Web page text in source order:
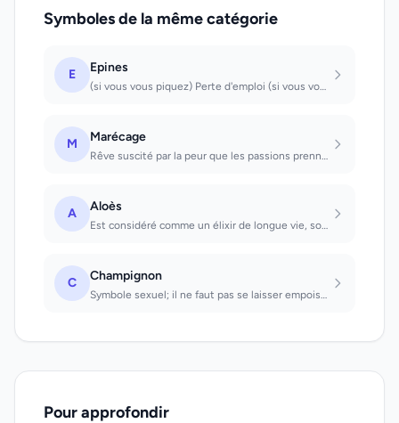
Symboles de la même catégorie
E Epines
(si vous vous piquez) Perte d'emploi (si vous vous accrochez) Votre amour n'est...
M Marécage
Rêve suscité par la peur que les passions prennent le dessus et qu'on ne puisse...
A Aloès
Est considéré comme un élixir de longue vie, souvent dans le sens de racines, st...
C Champignon
Symbole sexuel; il ne faut pas se laisser empoisonner par des séductions.
Pour approfondir